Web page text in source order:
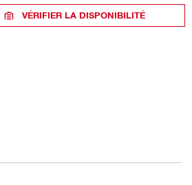
VÉRIFIER LA DISPONIBILITÉ